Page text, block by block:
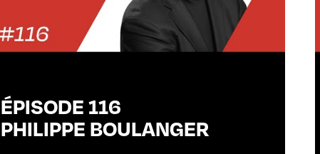
ÉPISODE 116
PHILIPPE BOULANGER